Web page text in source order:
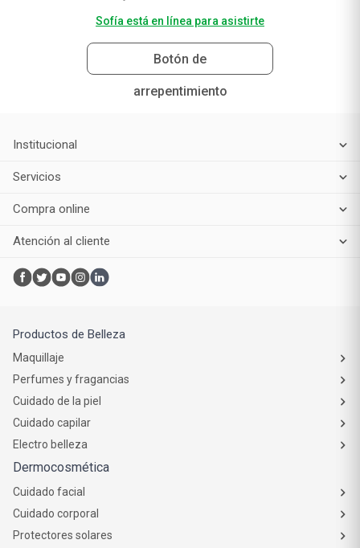
Sofía está en línea para asistirte
Botón de
arrepentimiento
Institucional
Servicios
Compra online
Atención al cliente
Productos de Belleza
Maquillaje
Perfumes y fragancias
Cuidado de la piel
Cuidado capilar
Electro belleza
Dermocosmética
Cuidado facial
Cuidado corporal
Protectores solares